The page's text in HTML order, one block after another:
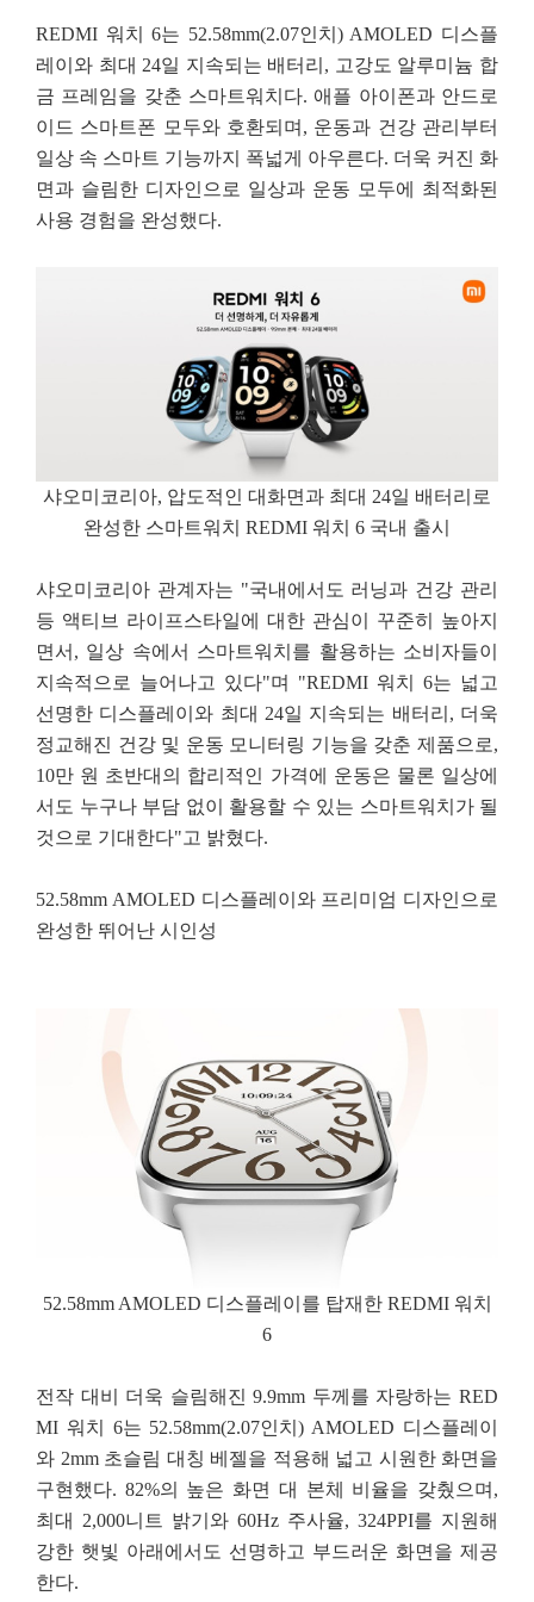
REDMI 워치 6는 52.58mm(2.07인치) AMOLED 디스플
레이와 최대 24일 지속되는 배터리, 고강도 알루미늄 합
금 프레임을 갖춘 스마트워치다. 애플 아이폰과 안드로
이드 스마트폰 모두와 호환되며, 운동과 건강 관리부터
일상 속 스마트 기능까지 폭넓게 아우른다. 더욱 커진 화
면과 슬림한 디자인으로 일상과 운동 모두에 최적화된
사용 경험을 완성했다.
샤오미코리아, 압도적인 대화면과 최대 24일 배터리로
완성한 스마트워치 REDMI 워치 6 국내 출시
샤오미코리아 관계자는 "국내에서도 러닝과 건강 관리
등 액티브 라이프스타일에 대한 관심이 꾸준히 높아지
면서, 일상 속에서 스마트워치를 활용하는 소비자들이
지속적으로 늘어나고 있다"며 "REDMI 워치 6는 넓고
선명한 디스플레이와 최대 24일 지속되는 배터리, 더욱
정교해진 건강 및 운동 모니터링 기능을 갖춘 제품으로,
10만 원 초반대의 합리적인 가격에 운동은 물론 일상에
서도 누구나 부담 없이 활용할 수 있는 스마트워치가 될
것으로 기대한다"고 밝혔다.
52.58mm AMOLED 디스플레이와 프리미엄 디자인으로
완성한 뛰어난 시인성
52.58mm AMOLED 디스플레이를 탑재한 REDMI 워치
6
전작 대비 더욱 슬림해진 9.9mm 두께를 자랑하는 RED
MI 워치 6는 52.58mm(2.07인치) AMOLED 디스플레이
와 2mm 초슬림 대칭 베젤을 적용해 넓고 시원한 화면을
구현했다. 82%의 높은 화면 대 본체 비율을 갖췄으며,
최대 2,000니트 밝기와 60Hz 주사율, 324PPI를 지원해
강한 햇빛 아래에서도 선명하고 부드러운 화면을 제공
한다.